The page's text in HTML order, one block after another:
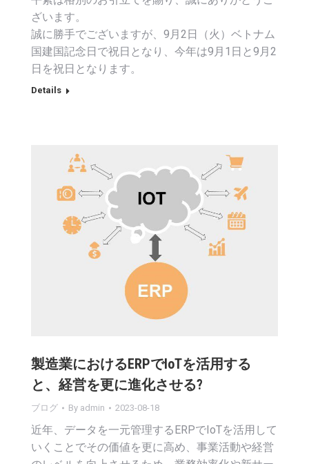
ざいます。
誠に勝手でございますが、9月2日（火）ベトナム
国建国記念日で祝日となり、今年は9月1日と9月2
日を祝日となります。
Details
製造業におけるERPでIoTを活用する
と、経営を更に進化させる?
ブログ By admin 2023-08-18
近年、データを一元管理するERPでIoTを活用して
いくことでその価値を更に高め、事業活動や経営